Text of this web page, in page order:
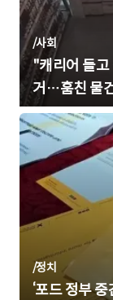
/사회
"캐리어 들고
거…훔친 물
/정치
‘포드 정부